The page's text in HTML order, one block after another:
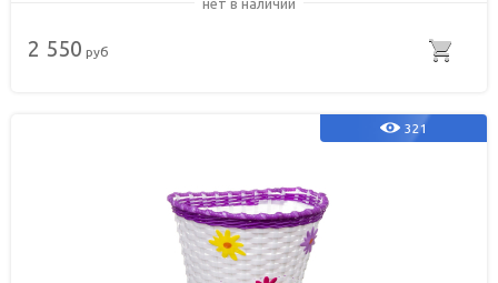
нет в наличии
2 550 руб
321